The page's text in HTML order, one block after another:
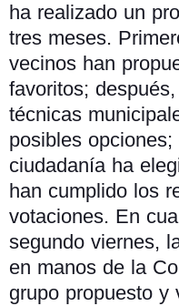
ha realizado un
tres meses.
vecinos han
favoritos;
técnicas
posibles
ciudadanía ha
han cumplido los
votaciones. En
segundo viernes,
en manos de la
grupo propuesto y